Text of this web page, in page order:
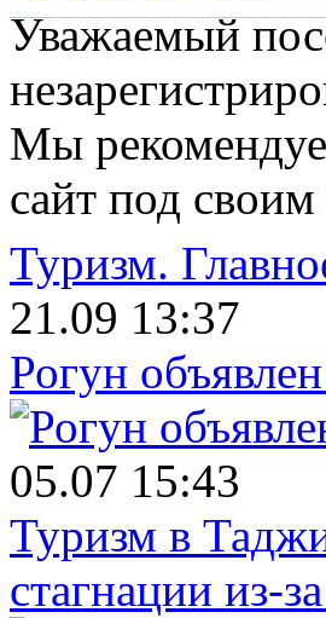
Уважаемый
Мы
сайт под
Туризм.
21.09 13:37
Рогун
05.07 15:43
Туризм в
стагнации из-